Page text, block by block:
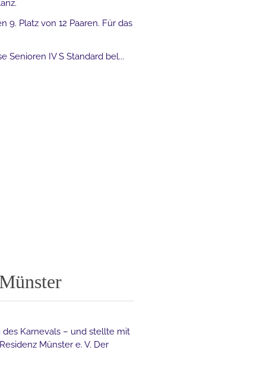
9. Platz von 12 Paaren. Für das
Senioren IV S Standard bel...
des Karnevals – und stellte mit
Münster e. V. Der